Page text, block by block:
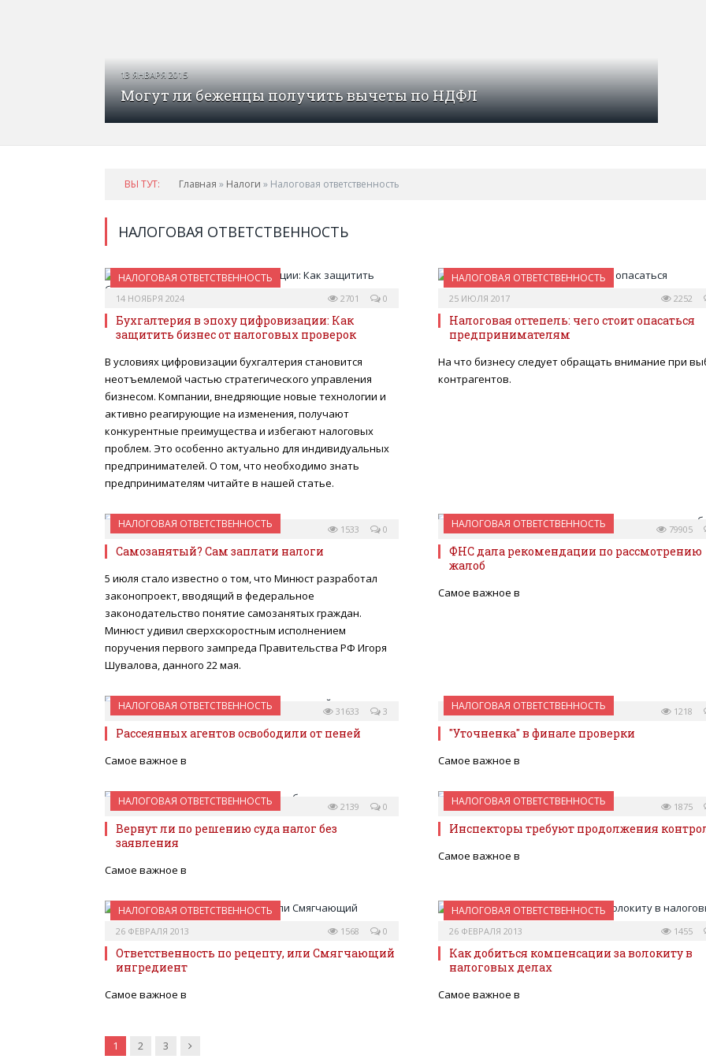
13 ЯНВАРЯ 2015
Могут ли беженцы получить вычеты по НДФЛ
ВЫ ТУТ: Главная » Налоги » Налоговая ответственность
НАЛОГОВАЯ ОТВЕТСТВЕННОСТЬ
НАЛОГОВАЯ ОТВЕТСТВЕННОСТЬ
14 НОЯБРЯ 2024 0
2701
Бухгалтерия в эпоху цифровизации: Как
защитить бизнес от налоговых проверок
В условиях цифровизации бухгалтерия становится
неотъемлемой частью стратегического управления
бизнесом. Компании, внедряющие новые технологии и
активно реагирующие на изменения, получают
конкурентные преимущества и избегают налоговых
проблем. Это особенно актуально для индивидуальных
предпринимателей. О том, что необходимо знать
предпринимателям читайте в нашей статье.
НАЛОГОВАЯ ОТВЕТСТВЕННОСТЬ
25 ИЮЛЯ 2017 2252
Налоговая оттепель: чего стоит опасаться
предпринимателям
На что бизнесу следует обращать внимание при
контрагентов.
НАЛОГОВАЯ ОТВЕТСТВЕННОСТЬ
25 ИЮЛЯ 2017 0
1533
Самозанятый? Сам заплати налоги
5 июля стало известно о том, что Минюст разработал
законопроект, вводящий в федеральное
законодательство понятие самозанятых граждан.
Минюст удивил сверхскоростным исполнением
поручения первого зампреда Правительства РФ Игоря
Шувалова, данного 22 мая.
НАЛОГОВАЯ ОТВЕТСТВЕННОСТЬ
03 МАРТА 2014 79905
ФНС дала рекомендации по рассмотрению
жалоб
Самое важное в
НАЛОГОВАЯ ОТВЕТСТВЕННОСТЬ
30 СЕНТЯБРЯ 2013 3
31633
Рассеянных агентов освободили от пеней
Самое важное в
НАЛОГОВАЯ ОТВЕТСТВЕННОСТЬ
16 АПРЕЛЯ 2013 1218
"Уточненка" в финале проверки
Самое важное в
НАЛОГОВАЯ ОТВЕТСТВЕННОСТЬ
20 МАРТА 2013 0
2139
Вернут ли по решению суда налог без
заявления
Самое важное в
НАЛОГОВАЯ ОТВЕТСТВЕННОСТЬ
26 ФЕВРАЛЯ 2013 1875
Инспекторы требуют продолжения
Самое важное в
НАЛОГОВАЯ ОТВЕТСТВЕННОСТЬ
26 ФЕВРАЛЯ 2013 0
1568
Ответственность по рецепту, или Смягчающий
ингредиент
Самое важное в
НАЛОГОВАЯ ОТВЕТСТВЕННОСТЬ
26 ФЕВРАЛЯ 2013 1455
Как добиться компенсации за волокиту в
налоговых делах
Самое важное в
1 2 3 Далее